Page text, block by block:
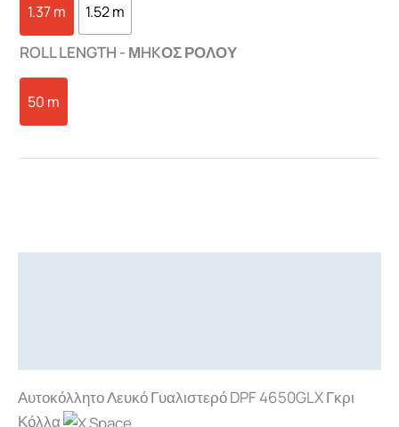
1.37 m 1.52 m
ROLL LENGTH - ΜHKΟΣ ΡΟΛΟΥ
50 m
Αυτοκόλλητο Λευκό Γυαλιστερό DPF 4650GLX Γκρι
Κόλλα